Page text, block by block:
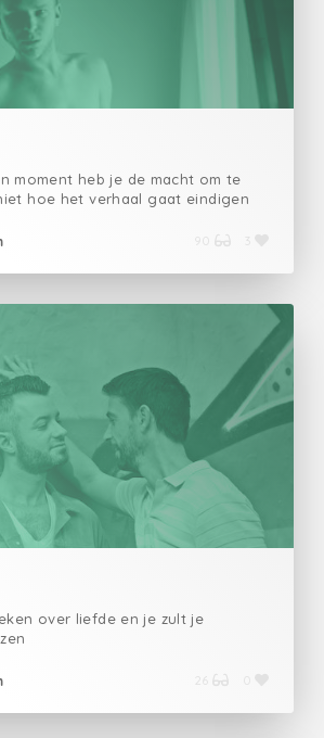
moment heb je de macht om te
hoe het verhaal gaat eindigen
over liefde en je zult je
26